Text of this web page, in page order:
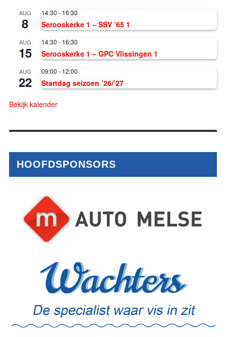
AUG
8
14:30 - 16:30
Serooskerke 1 – SSV ’65 1
AUG
15
14:30 - 16:30
Serooskerke 1 – GPC Vlissingen 1
AUG
22
09:00 - 12:00
Startdag seizoen ’26/’27
Bekijk kalender
HOOFDSPONSORS